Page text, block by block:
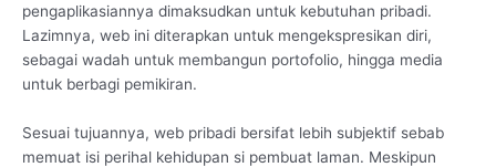
pengaplikasiannya dimaksudkan untuk kebutuhan pribadi.
Lazimnya, web ini diterapkan untuk mengekspresikan diri,
sebagai wadah untuk membangun portofolio, hingga media
untuk berbagi pemikiran.
Sesuai tujuannya, web pribadi bersifat lebih subjektif sebab
memuat isi perihal kehidupan si pembuat laman. Meskipun